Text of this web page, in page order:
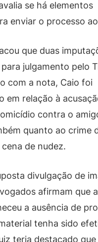
se há elementos
enviar o processo
que duas
julgamento pelo
com a nota, Caio foi
em relação à
contra o
quanto ao crime
de nudez.
divulgação de
afirmam que
a ausência de
tenha sido
teria destacado que